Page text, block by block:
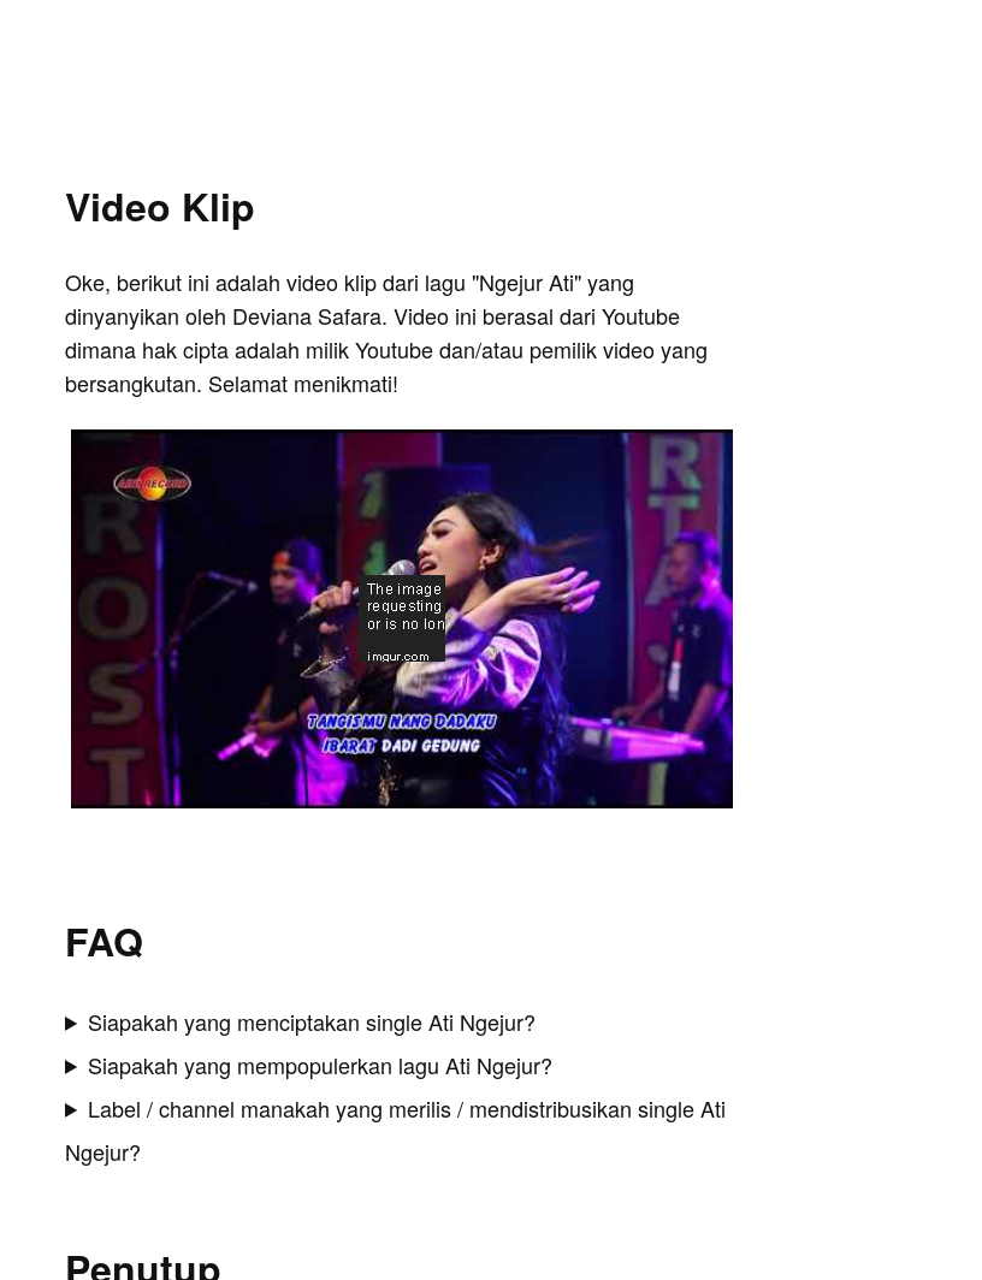
Video Klip
Oke, berikut ini adalah video klip dari lagu "Ngejur Ati" yang
dinyanyikan oleh Deviana Safara. Video ini berasal dari Youtube
dimana hak cipta adalah milik Youtube dan/atau pemilik video yang
bersangkutan. Selamat menikmati!
FAQ
Siapakah yang menciptakan single Ati Ngejur?
Siapakah yang mempopulerkan lagu Ati Ngejur?
Label / channel manakah yang merilis / mendistribusikan single Ati
Ngejur?
Penutup